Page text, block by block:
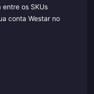
entre os SKUs
conta Westar no